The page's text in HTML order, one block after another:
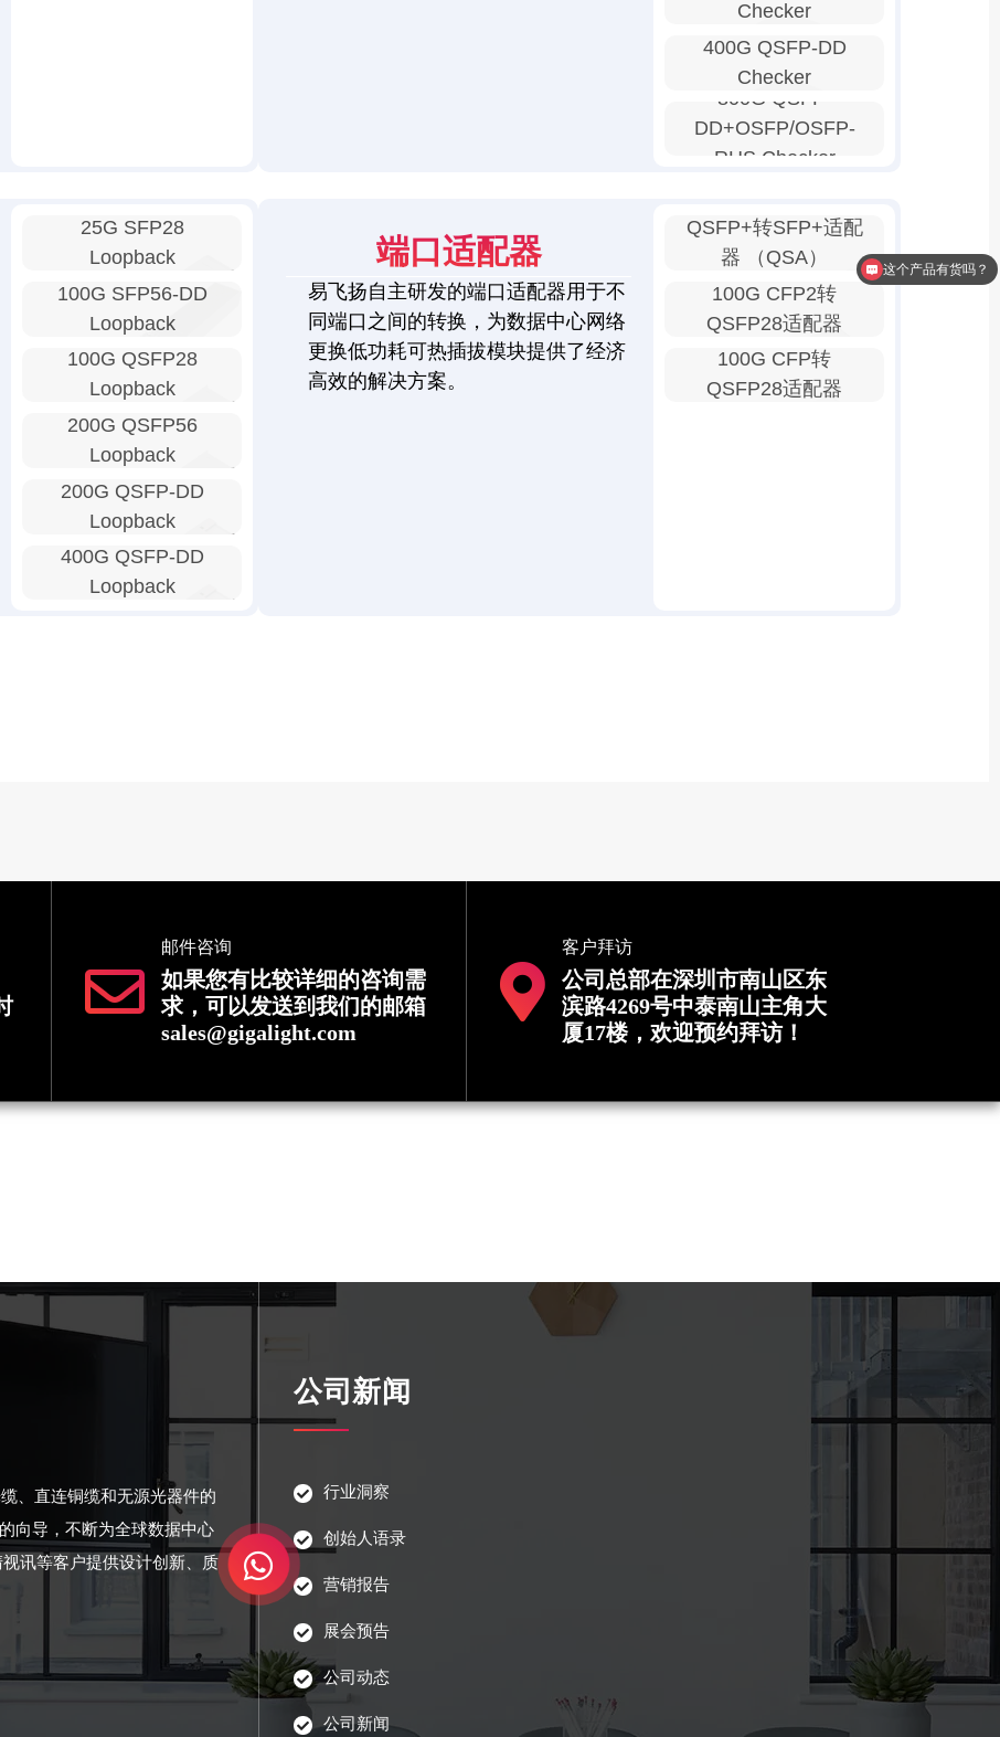
Checker
400G QSFP-DD
Checker
800G QSFP-
DD+OSFP/OSFP-
RHS Checker
25G SFP28
Loopback
100G SFP56-DD
Loopback
100G QSFP28
Loopback
200G QSFP56
Loopback
200G QSFP-DD
Loopback
400G QSFP-DD
Loopback
端口适配器
易飞扬自主研发的端口适配器用于不
同端口之间的转换，为数据中心网络
更换低功耗可热插拔模块提供了经济
高效的解决方案。
QSFP+转SFP+适配
器 （QSA）
100G CFP2转
QSFP28适配器
100G CFP转
QSFP28适配器
邮件咨询
如果您有比较详细的咨询需
求，可以发送到我们的邮箱
sales@gigalight.com
客户拜访
公司总部在深圳市南山区东
滨路4269号中泰南山主角大
厦17楼，欢迎预约拜访！
、直连铜缆和无源光器件的
向导，不断为全球数据中心
讯等客户提供设计创新、质
公司新闻
行业洞察
创始人语录
营销报告
展会预告
公司动态
公司新闻
这个产品有货吗？